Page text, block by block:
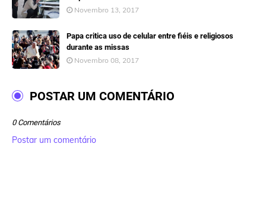
Novembro 13, 2017
Papa critica uso de celular entre fiéis e religiosos
durante as missas
Novembro 08, 2017
POSTAR UM COMENTÁRIO
0 Comentários
Postar um comentário